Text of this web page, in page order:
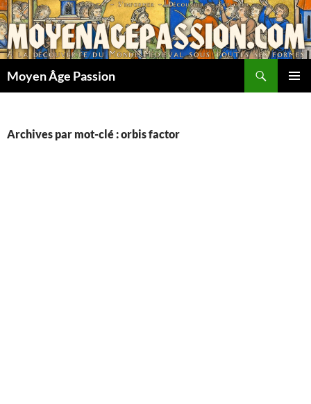
Aller
au
contenu
Moyen Âge Passion
Archives par mot-clé : orbis factor